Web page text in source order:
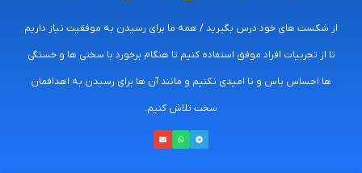
از شکست های خود درس بگیرید / همه ما برای رسیدن به موفقیت نیاز داریم
تا از تجربیات افراد موفق استفاده کنیم تا هنگام برخورد با سختی ها و خستگی
ها احساس یاس و نا امیدی نکنیم و مانند آن ها برای رسیدن به اهدافمان
سخت تلاش کنیم.